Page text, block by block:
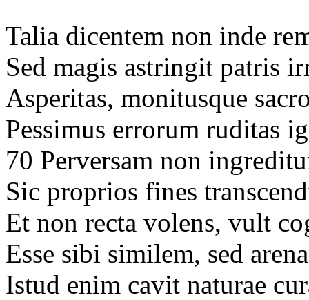
Talia dicentem non inde
Sed magis astringit patris
Asperitas, monitusque
Pessimus errorum ruditas
70 Perversam non
Sic proprios fines
Et non recta volens, vult
Esse sibi similem, sed
Istud enim cavit naturae